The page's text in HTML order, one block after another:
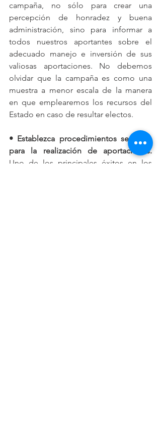
campaña, no sólo para crear una
percepción de honradez y buena
administración, sino para informar a
todos nuestros aportantes sobre el
adecuado manejo e inversión de sus
valiosas aportaciones. No debemos
olvidar que la campaña es como una
muestra a menor escala de la manera
en que emplearemos los recursos del
Estado en caso de resultar electos.
• Establezca procedimientos sencillos
para la realización de aportaciones.
Uno de los principales éxitos en los